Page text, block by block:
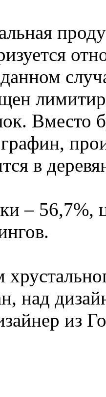
Вместо
в
– 56,7%,
над
из